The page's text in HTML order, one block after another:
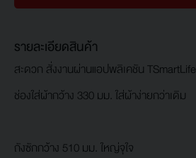
รายละเอียดสินค้า
สะดวก สั่งงานผ่านแอปพลิเคชัน TSmartLife
ช่องใส่ผ้ากว้าง 330 มม. ใส่ผ้าง่ายกว่าเดิม
ถังซักกว้าง 510 มม. ใหญ่จุใจ